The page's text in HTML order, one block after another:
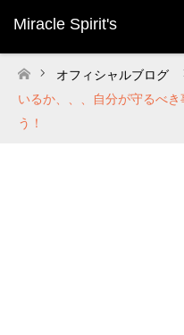
Miracle Spirit's
ホーム
オフィシャルブログ
いるか、、、自分が守るべ
う！